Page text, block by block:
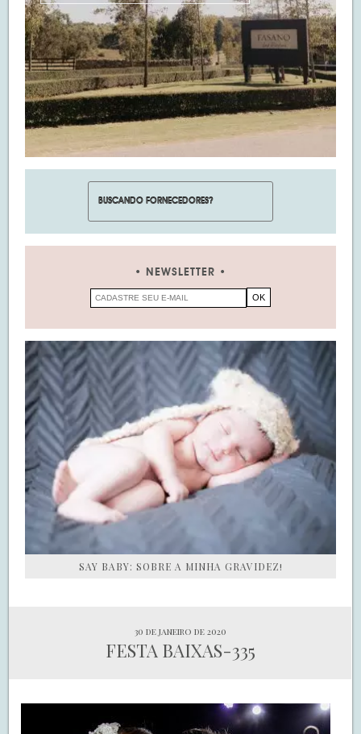
NEWSLETTER
SAY BABY: SOBRE A MINHA GRAVIDEZ!
30 de janeiro de 2020
FESTA BAIXAS-335